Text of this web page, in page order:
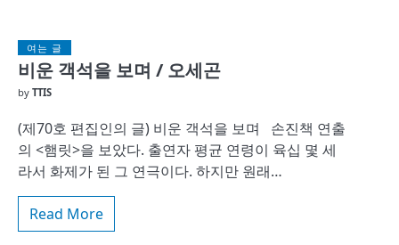
여는 글
비운 객석을 보며 / 오세곤
by TTIS
(제70호 편집인의 글) 비운 객석을 보며 손진책 연출
의 <햄릿>을 보았다. 출연자 평균 연령이 육십 몇 세
라서 화제가 된 그 연극이다. 하지만 원래…
Read More